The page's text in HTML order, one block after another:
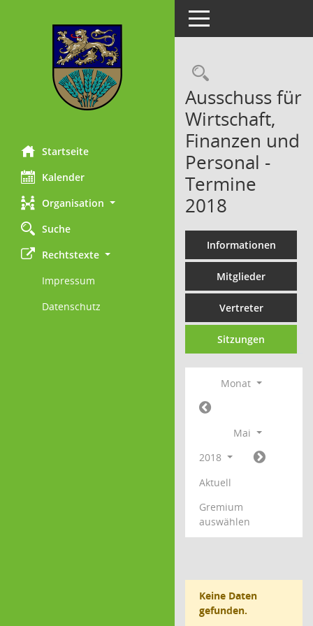
Startseite
Kalender
Organisation
Suche
Rechtstexte
Impressum
Datenschutz
Toggle navigation
Ausschuss für
Wirtschaft,
Finanzen und
Personal -
Termine
2018
Informationen
Mitglieder
Vertreter
Sitzungen
Monat
Mai
2018
Aktuell
Gremium
auswählen
Keine Daten
gefunden.